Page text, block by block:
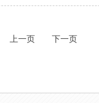
上一页 下一页